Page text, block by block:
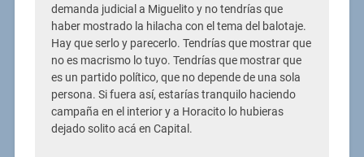
demanda judicial a Miguelito y no tendrías que
haber mostrado la hilacha con el tema del balotaje.
Hay que serlo y parecerlo. Tendrías que mostrar que
no es macrismo lo tuyo. Tendrías que mostrar que
es un partido político, que no depende de una sola
persona. Si fuera así, estarías tranquilo haciendo
campaña en el interior y a Horacito lo hubieras
dejado solito acá en Capital.